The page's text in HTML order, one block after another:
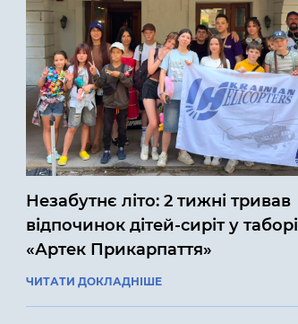
Незабутнє літо: 2 тижні тривав
відпочинок дітей-сиріт у таборі
«Артек Прикарпаття»
ЧИТАТИ ДОКЛАДНІШЕ